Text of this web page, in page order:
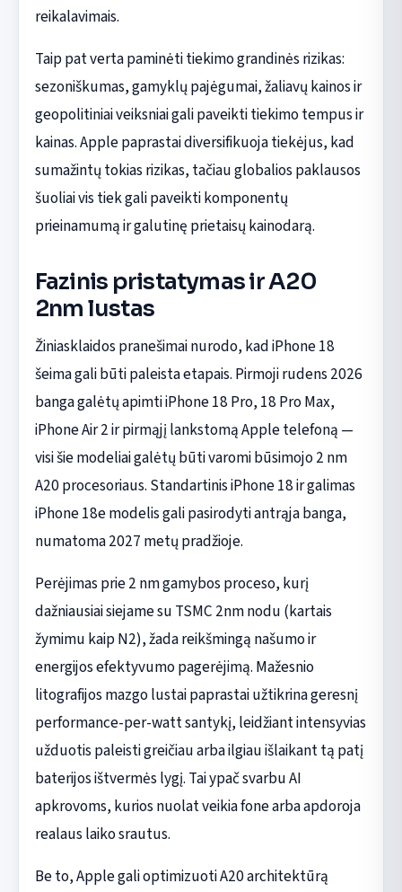
reikalavimais.
Taip pat verta paminėti tiekimo grandinės rizikas:
sezoniškumas, gamyklų pajėgumai, žaliavų kainos ir
geopolitiniai veiksniai gali paveikti tiekimo tempus ir
kainas. Apple paprastai diversifikuoja tiekėjus, kad
sumažintų tokias rizikas, tačiau globalios paklausos
šuoliai vis tiek gali paveikti komponentų
prieinamumą ir galutinę prietaisų kainodarą.
Fazinis pristatymas ir A20
2nm lustas
Žiniasklaidos pranešimai nurodo, kad iPhone 18
šeima gali būti paleista etapais. Pirmoji rudens 2026
banga galėtų apimti iPhone 18 Pro, 18 Pro Max,
iPhone Air 2 ir pirmąjį lankstomą Apple telefoną —
visi šie modeliai galėtų būti varomi būsimojo 2 nm
A20 procesoriaus. Standartinis iPhone 18 ir galimas
iPhone 18e modelis gali pasirodyti antrąja banga,
numatoma 2027 metų pradžioje.
Perėjimas prie 2 nm gamybos proceso, kurį
dažniausiai siejame su TSMC 2nm nodu (kartais
žymimu kaip N2), žada reikšmingą našumo ir
energijos efektyvumo pagerėjimą. Mažesnio
litografijos mazgo lustai paprastai užtikrina geresnį
performance-per-watt santykį, leidžiant intensyvias
užduotis paleisti greičiau arba ilgiau išlaikant tą patį
baterijos ištvermės lygį. Tai ypač svarbu AI
apkrovoms, kurios nuolat veikia fone arba apdoroja
realaus laiko srautus.
Be to, Apple gali optimizuoti A20 architektūrą